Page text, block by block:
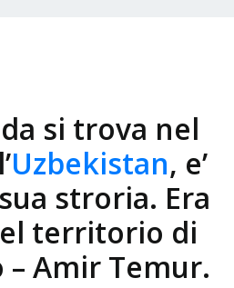
si trova nel
Uzbekistan, e’
stroria. Era
territorio di
Amir Temur.